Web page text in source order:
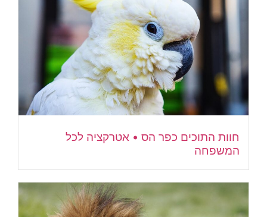
חוות התוכים כפר הס • אטרקציה לכל
המשפחה